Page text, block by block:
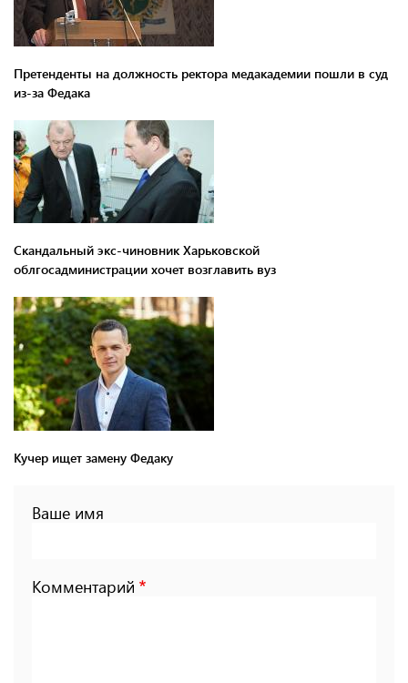
Претенденты на должность ректора медакадемии пошли в суд
из-за Федака
Скандальный экс-чиновник Харьковской
облгосадминистрации хочет возглавить вуз
Кучер ищет замену Федаку
Ваше имя
Комментарий